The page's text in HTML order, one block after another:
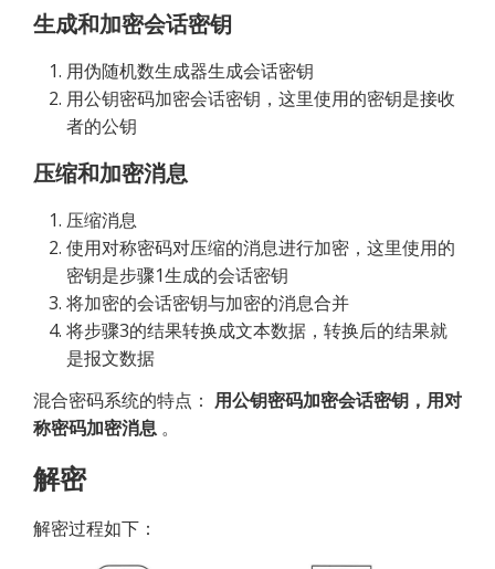
生成和加密会话密钥
用伪随机数生成器生成会话密钥
用公钥密码加密会话密钥，这里使用的密钥是接收
者的公钥
压缩和加密消息
压缩消息
使用对称密码对压缩的消息进行加密，这里使用的
密钥是步骤1生成的会话密钥
将加密的会话密钥与加密的消息合并
将步骤3的结果转换成文本数据，转换后的结果就
是报文数据
混合密码系统的特点： 用公钥密码加密会话密钥，用对
称密码加密消息 。
解密
解密过程如下：